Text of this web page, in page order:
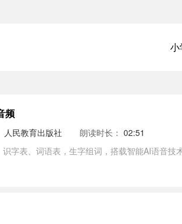
小
频
人民教育出版社 朗读时长： 02:51
字表、词语表，生字组词，搭载智能AI语音技